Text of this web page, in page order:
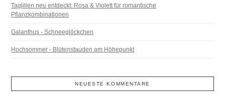
Taglilien neu entdeckt: Rosa & Violett für romantische
Pflanzkombinationen
Galanthus - Schneeglöckchen
Hochsommer - Blütenstauden am Höhepunkt
NEUESTE KOMMENTARE